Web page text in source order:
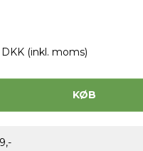
DKK (inkl. moms)
KØB